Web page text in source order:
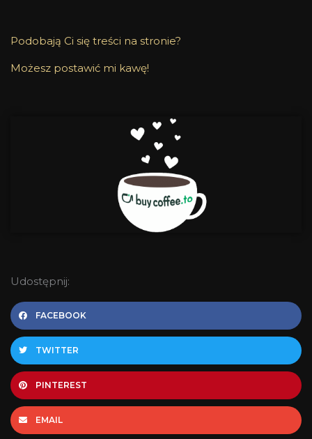
Podobają Ci się treści na stronie?
Możesz postawić mi kawę!
Udostępnij:
FACEBOOK
TWITTER
PINTEREST
EMAIL